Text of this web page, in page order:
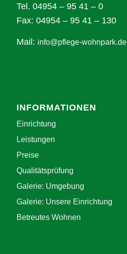
Tel. 04954 – 95 41 – 0
Fax: 04954 – 95 41 – 130
Mail: info@pflege-wohnpark.de
INFORMATIONEN
Einrichtung
Leistungen
Preise
Qualitätsprüfung
Galerie: Umgebung
Galerie: Unsere Einrichtung
Betreutes Wohnen